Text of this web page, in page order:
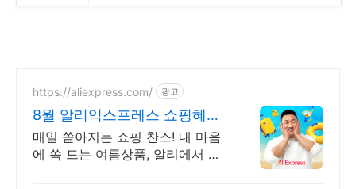
https://aliexpress.com/ 광고
8월 알리익스프레스 쇼핑혜택
알리 첫구매라면 웰컴 혜택!
매일 쏟아지는 쇼핑 찬스! 내 마음
에 쏙 드는 여름상품, 알리에서 지